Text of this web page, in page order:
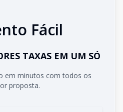
Fácil
TAXAS EM UM SÓ
em minutos com todos os
proposta.